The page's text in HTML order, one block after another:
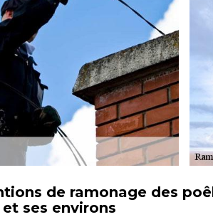
de ramonage des
ses environs